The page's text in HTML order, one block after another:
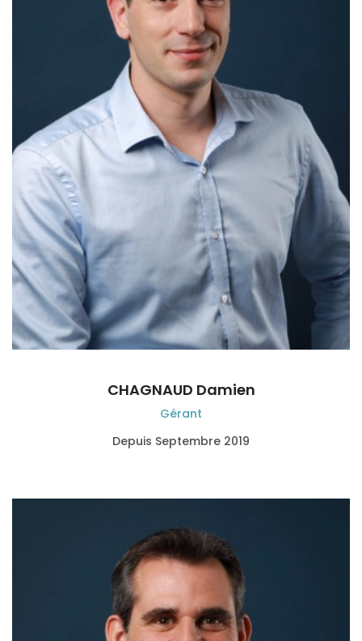
CHAGNAUD Damien
Gérant
Depuis Septembre 2019